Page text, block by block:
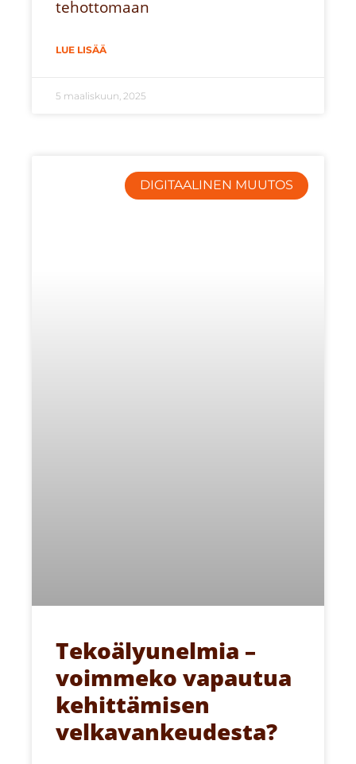
tehottomaan
LUE LISÄÄ
5 maaliskuun, 2025
DIGITAALINEN MUUTOS
Tekoälyunelmia –
voimmeko vapautua
kehittämisen
velkavankeudesta?